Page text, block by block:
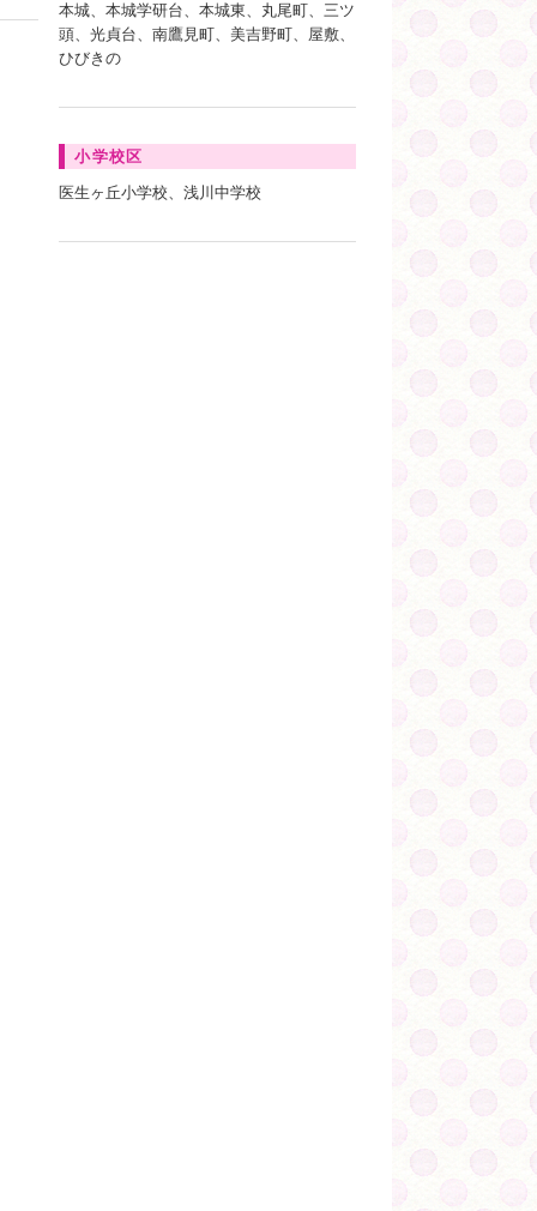
本城、本城学研台、本城東、丸尾町、三ツ
頭、光貞台、南鷹見町、美吉野町、屋敷、
ひびきの
小学校区
医生ヶ丘小学校、浅川中学校